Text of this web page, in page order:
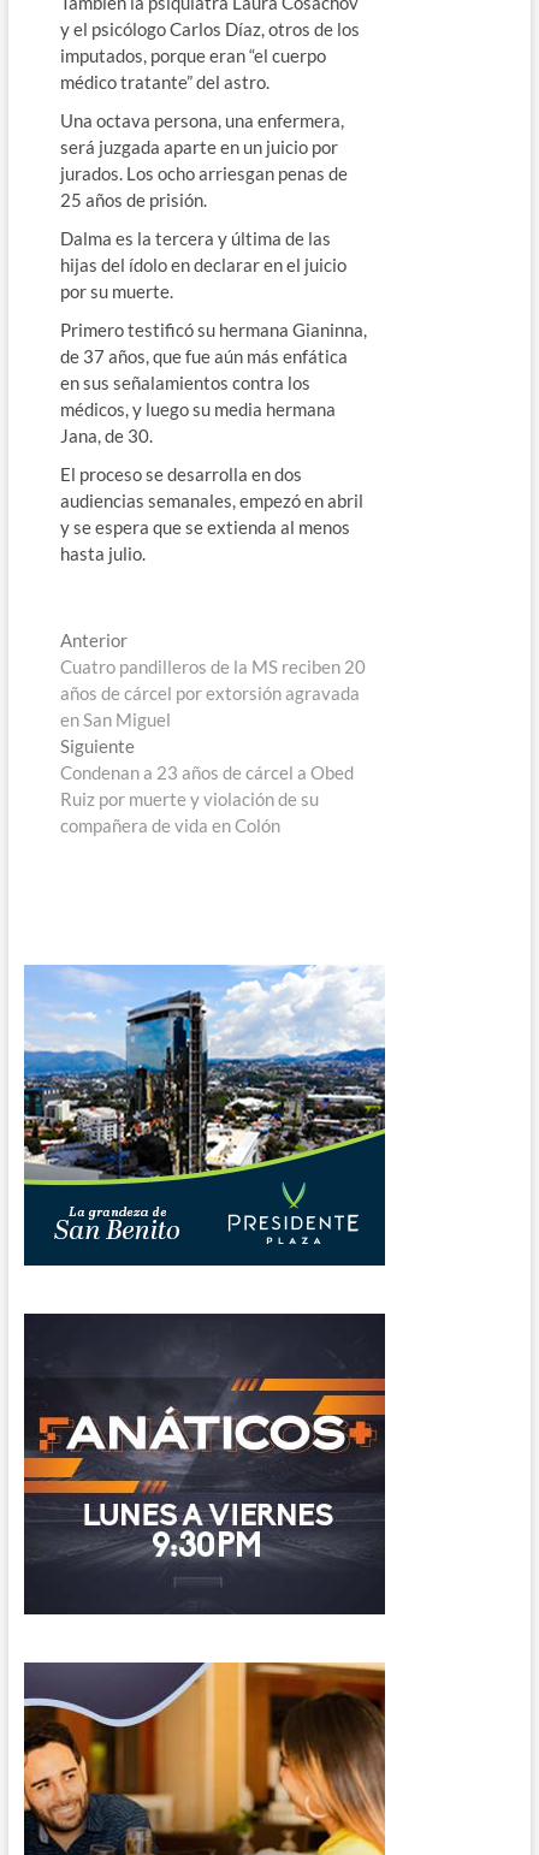
y el psicólogo Carlos Díaz, otros de los
imputados, porque eran “el cuerpo
médico tratante” del astro.
Una octava persona, una enfermera,
será juzgada aparte en un juicio por
jurados. Los ocho arriesgan penas de
25 años de prisión.
Dalma es la tercera y última de las
hijas del ídolo en declarar en el juicio
por su muerte.
Primero testificó su hermana Gianinna,
de 37 años, que fue aún más enfática
en sus señalamientos contra los
médicos, y luego su media hermana
Jana, de 30.
El proceso se desarrolla en dos
audiencias semanales, empezó en abril
y se espera que se extienda al menos
hasta julio.
Navegación
de
entradas
AnteriorEntrada
anterior:
Cuatro pandilleros de la MS reciben 20
años de cárcel por extorsión agravada
en San Miguel
SiguienteEntrada
siguiente:
Condenan a 23 años de cárcel a Obed
Ruiz por muerte y violación de su
compañera de vida en Colón